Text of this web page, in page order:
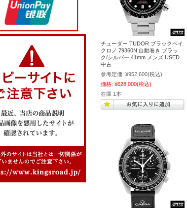
チューダー TUDOR ブラックベイ
クロノ 79360N 自動巻き ブラッ
ク/シルバー 41mm メンズ USED
中古
参考定価: ¥952,600(税込)
価格: ¥628,000(税込)
在庫 1本